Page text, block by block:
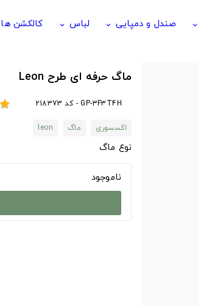
keyboard_arrow_down صندل و دمپایی keyboard_arrow_down لباس keyboard_arrow_down کالکشن ها
ماگ حرفه ای طرح Leon
GP-3F3T4H - کد 218373 star
اکسسوری
ماگ leon
نوع ماگ
ناموجود